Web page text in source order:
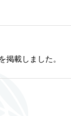
掲載しました。